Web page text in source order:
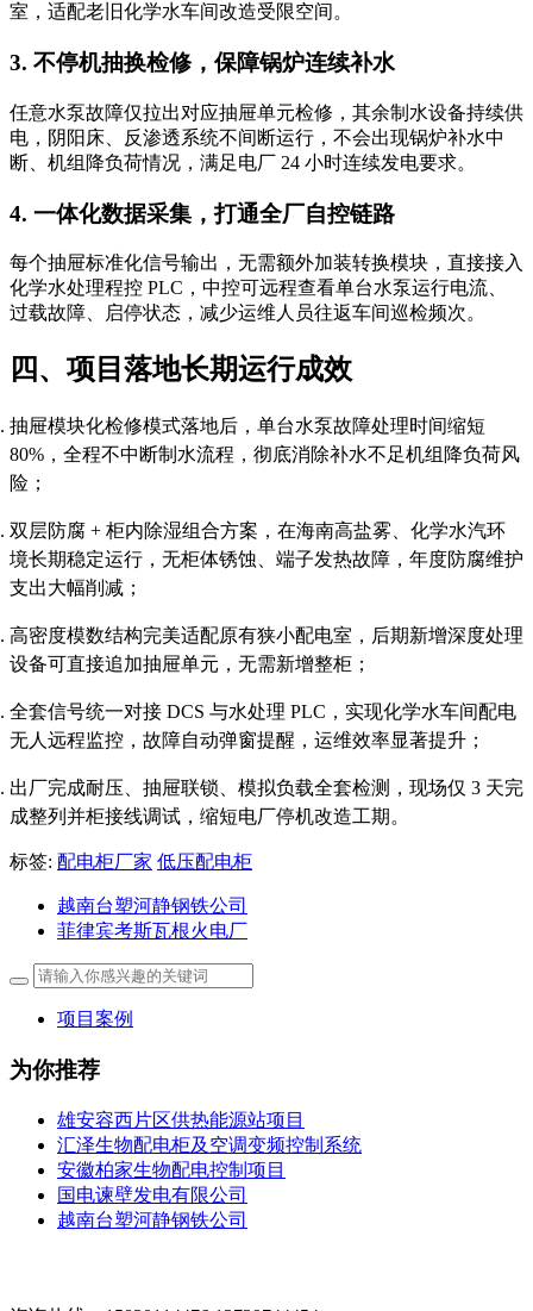
室，适配老旧化学水车间改造受限空间。
3. 不停机抽换检修，保障锅炉连续补水
任意水泵故障仅拉出对应抽屉单元检修，其余制水设备持续供
电，阴阳床、反渗透系统不间断运行，不会出现锅炉补水中
断、机组降负荷情况，满足电厂 24 小时连续发电要求。
4. 一体化数据采集，打通全厂自控链路
每个抽屉标准化信号输出，无需额外加装转换模块，直接接入
化学水处理程控 PLC，中控可远程查看单台水泵运行电流、
过载故障、启停状态，减少运维人员往返车间巡检频次。
四、项目落地长期运行成效
抽屉模块化检修模式落地后，单台水泵故障处理时间缩短
80%，全程不中断制水流程，彻底消除补水不足机组降负荷风
险；
双层防腐 + 柜内除湿组合方案，在海南高盐雾、化学水汽环
境长期稳定运行，无柜体锈蚀、端子发热故障，年度防腐维护
支出大幅削减；
高密度模数结构完美适配原有狭小配电室，后期新增深度处理
设备可直接追加抽屉单元，无需新增整柜；
全套信号统一对接 DCS 与水处理 PLC，实现化学水车间配电
无人远程监控，故障自动弹窗提醒，运维效率显著提升；
出厂完成耐压、抽屉联锁、模拟负载全套检测，现场仅 3 天完
成整列并柜接线调试，缩短电厂停机改造工期。
标签: 配电柜厂家 低压配电柜
越南台塑河静钢铁公司
菲律宾考斯瓦根火电厂
项目案例
为你推荐
雄安容西片区供热能源站项目
汇泽生物配电柜及空调变频控制系统
安徽柏家生物配电控制项目
国电谏壁发电有限公司
越南台塑河静钢铁公司